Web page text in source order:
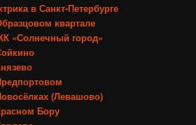
в Санкт-Петербурге
квартале
«Солнечный город»
(Левашово)
Бору